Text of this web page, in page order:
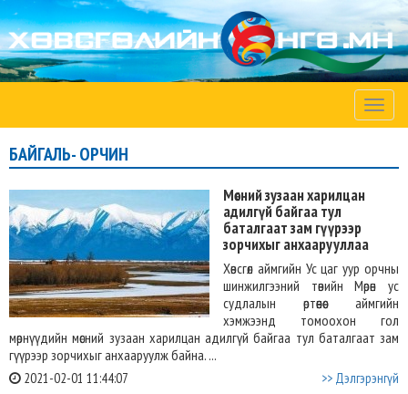
Toggle
БАЙГАЛЬ- ОРЧИН
Мөсний зузаан харилцан
адилгүй байгаа тул
баталгаат зам гүүрээр
зорчихыг анхаарууллаа
Хөвсгөл аймгийн Ус цаг уур орчны
шинжилгээний төвийн Мөрөн ус
судлалын өртөөнөөс аймгийн
хэмжээнд томоохон гол
мөрнүүдийн мөсний зузаан харилцан адилгүй байгаа тул баталгаат зам
гүүрээр зорчихыг анхааруулж байна. ...
2021-02-01 11:44:07 >> Дэлгэрэнгүй